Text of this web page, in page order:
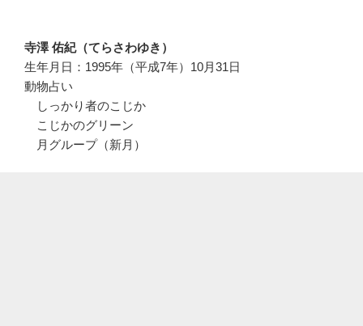
寺澤 佑紀（てらさわゆき）
生年月日：1995年（平成7年）10月31日
動物占い
しっかり者のこじか
こじかのグリーン
月グループ（新月）